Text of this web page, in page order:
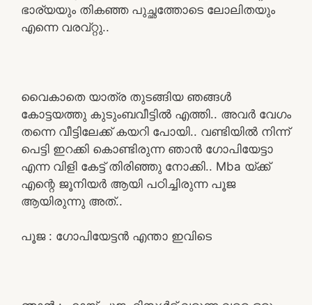
ഭാര്യയും തികഞ്ഞ പുച്ഛത്തോടെ ലോലിതയും
എന്നെ വരവ്റ്റു..
വൈകാതെ യാത്ര തുടങ്ങിയ ഞങ്ങൾ
കോട്ടയത്തു കുടുംബവീട്ടിൽ എത്തി.. അവർ വേഗം
തന്നെ വീട്ടിലേക്ക് കയറി പോയി.. വണ്ടിയിൽ നിന്ന്
പെട്ടി ഇറക്കി കൊണ്ടിരുന്ന ഞാൻ ഗോപിയേട്ടാ
എന്ന വിളി കേട്ട് തിരിഞ്ഞു നോക്കി.. Mba യ്ക്ക്
എന്റെ ജൂനിയർ ആയി പഠിച്ചിരുന്ന പൂജ
ആയിരുന്നു അത്..
പൂജ : ഗോപിയേട്ടൻ എന്താ ഇവിടെ